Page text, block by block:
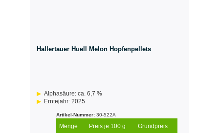
Hallertauer Huell Melon Hopfenpellets
Alphasäure: ca. 6,7 %
Erntejahr: 2025
Artikel-Nummer: 30-522A
Menge Preis je 100 g Grundpreis